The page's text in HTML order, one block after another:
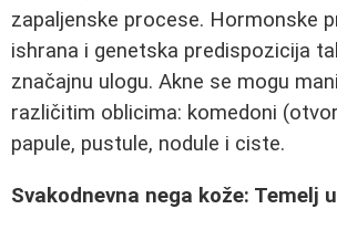
zapaljenske procese. Hormonske
ishrana i genetska predispozicija
značajnu ulogu. Akne se mogu
različitim oblicima: komedoni
papule, pustule, nodule i ciste.
Svakodnevna nega kože: Temelj